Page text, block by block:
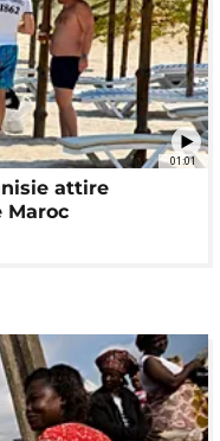
01:01
attire
Maroc